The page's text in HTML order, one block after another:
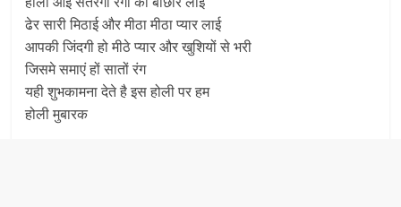
ढेर सारी मिठाई और मीठा मीठा प्यार लाई
आपकी जिंदगी हो मीठे प्यार और खुशियों से भरी
जिसमे समाएं हों सातों रंग
यही शुभकामना देते है इस होली पर हम
होली मुबारक